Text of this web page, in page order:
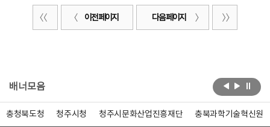
이전 페이지 다음 페이지
배너모음
충청북도청 청주시청 청주시문화산업진흥재단 충북과학기술혁신원